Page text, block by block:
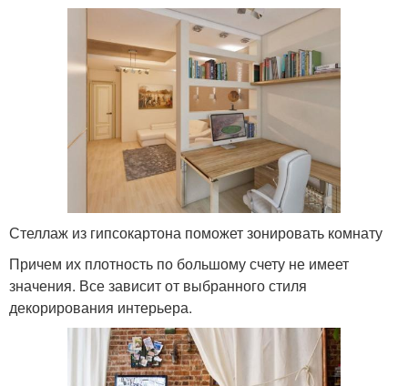
Стеллаж из гипсокартона поможет зонировать комнату
Причем их плотность по большому счету не имеет
значения. Все зависит от выбранного стиля
декорирования интерьера.